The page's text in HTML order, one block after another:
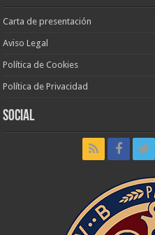
Carta de presentación
Aviso Legal
Política de Cookies
Política de Privacidad
Social